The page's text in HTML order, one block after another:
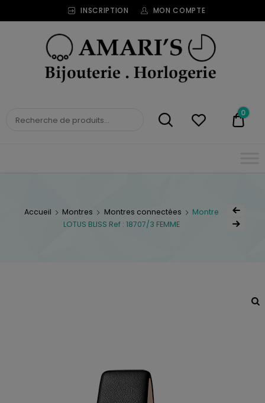
INSCRIPTION MON COMPTE
BIJOUTERIE
0
Accueil Montres Montres connectées
Montre
LOTUS BLISS Ref : 18707/3 FEMME